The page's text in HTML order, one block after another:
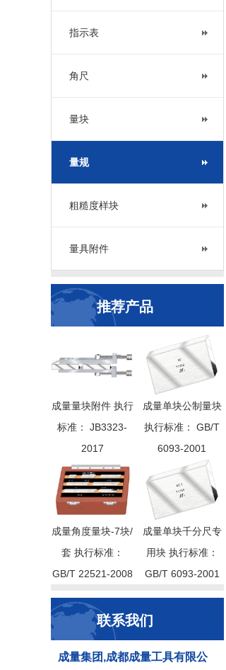
指示表
角尺
量块
量规
粗糙度样块
量具附件
推荐产品
成量量块附件 执行
标准： JB3323-
2017
成量单块公制量块
执行标准： GB/T
6093-2001
成量角度量块-7块/
套 执行标准：
GB/T 22521-2008
成量单块千分尺专
用块 执行标准：
GB/T 6093-2001
联系我们
成量集团,成都成量工具有限公